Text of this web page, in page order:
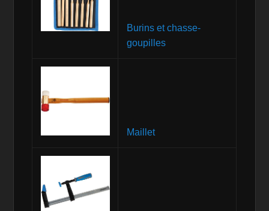
Burins et chasse-
goupilles
Maillet